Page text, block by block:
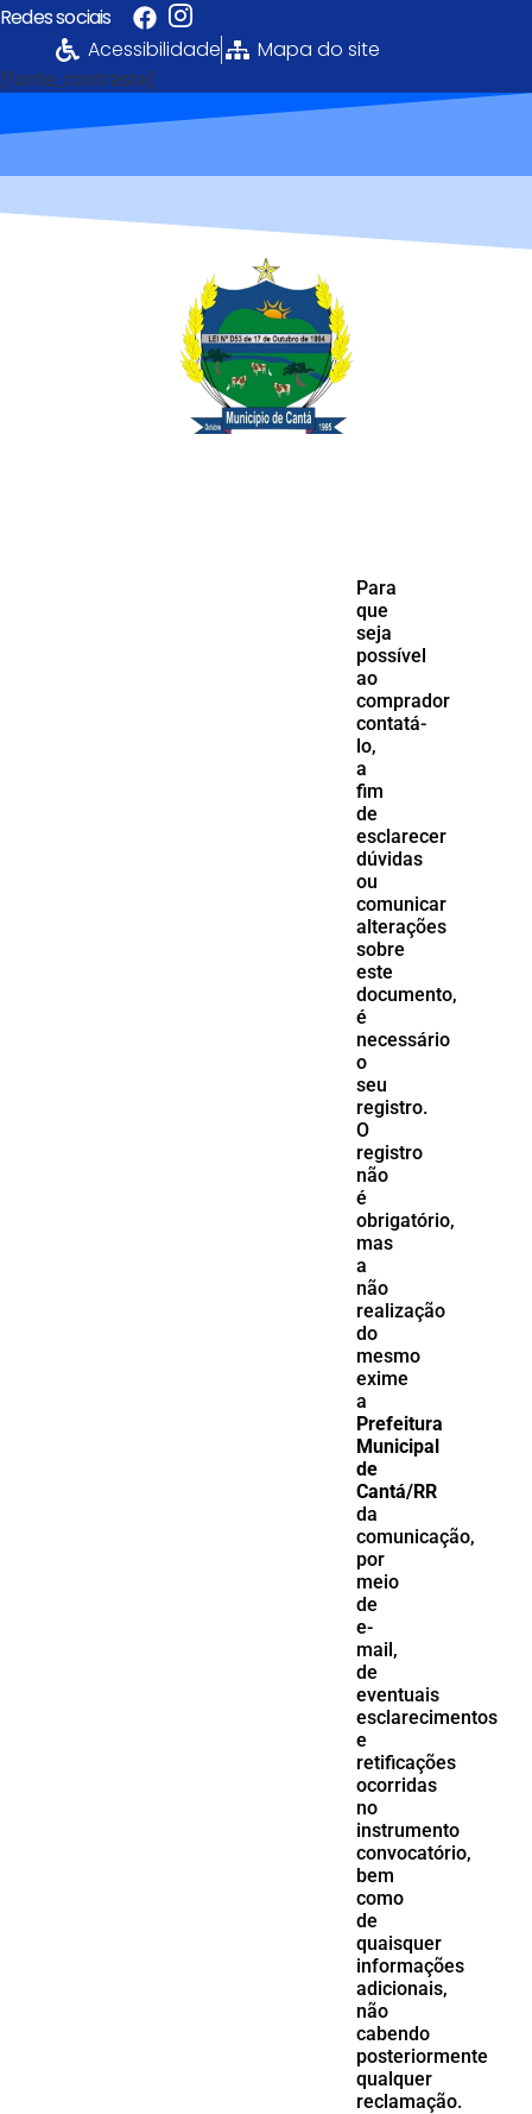
Redes sociais
Acessibilidade
Mapa do site
[fonte_contraste]
Para
que
seja
possível
ao
comprador
contatá-
lo,
a
fim
de
esclarecer
dúvidas
ou
comunicar
alterações
sobre
este
documento,
é
necessário
o
seu
registro.
O
registro
não
é
obrigatório,
mas
a
não
realização
do
mesmo
exime
a
Prefeitura
Municipal
de
Cantá/RR
da
comunicação,
por
meio
de
e-
mail,
de
eventuais
esclarecimentos
e
retificações
ocorridas
no
instrumento
convocatório,
bem
como
de
quaisquer
informações
adicionais,
não
cabendo
posteriormente
qualquer
reclamação.